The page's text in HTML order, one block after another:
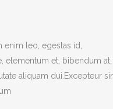
leo, egestas id,
elementum et, bibendum at,
aliquam dui.Excepteur